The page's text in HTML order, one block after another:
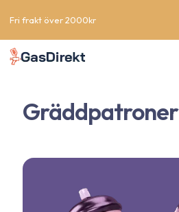
Fri frakt över 2000kr
Gräddpatroner